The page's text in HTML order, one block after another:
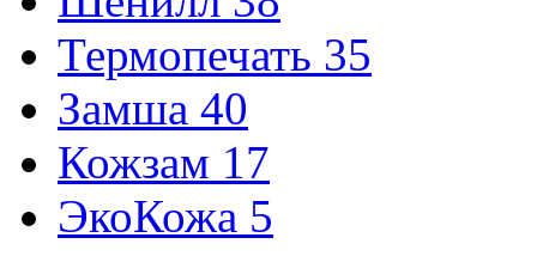
Термопечать 35
Замша 40
Кожзам 17
ЭкоКожа 5